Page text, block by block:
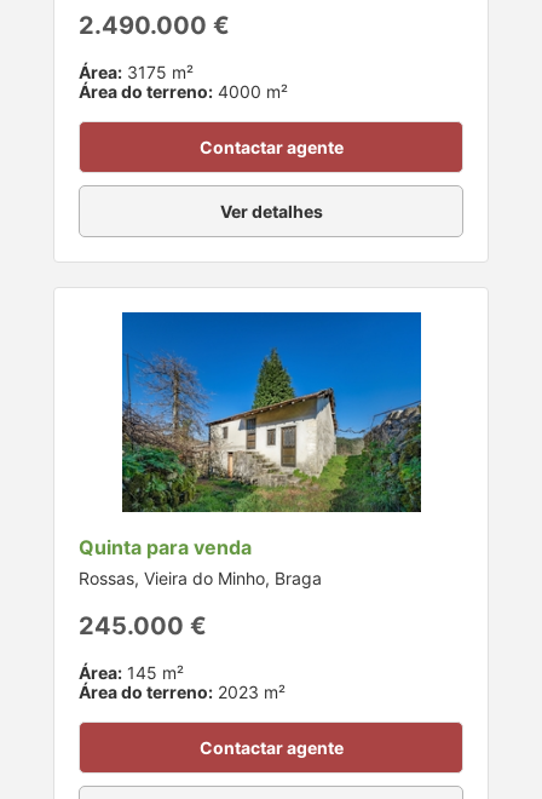
2.490.000 €
Área: 3175 m²
Área do terreno: 4000 m²
Contactar agente
Ver detalhes
Quinta para venda
Rossas, Vieira do Minho, Braga
245.000 €
Área: 145 m²
Área do terreno: 2023 m²
Contactar agente